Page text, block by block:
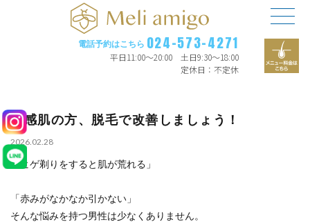
電話予約はこちら 024-573-4271
平日11:00〜20:00 土日9:30〜18:00
定休日：不定休
敏感肌の方、脱毛で改善しましょう！
2026.02.28
「ヒゲ剃りをすると肌が荒れる」
「赤みがなかなか引かない」
そんな悩みを持つ男性は少なくありません。